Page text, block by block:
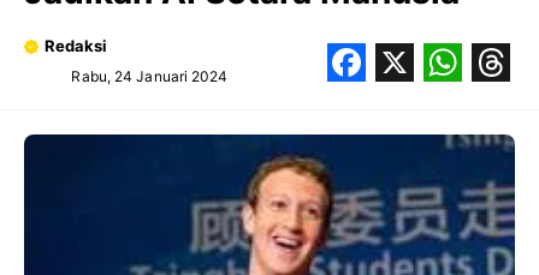
Redaksi
Rabu, 24 Januari 2024